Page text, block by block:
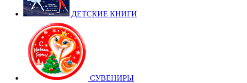
ДЕТСКИЕ КНИГИ
СУВЕНИРЫ